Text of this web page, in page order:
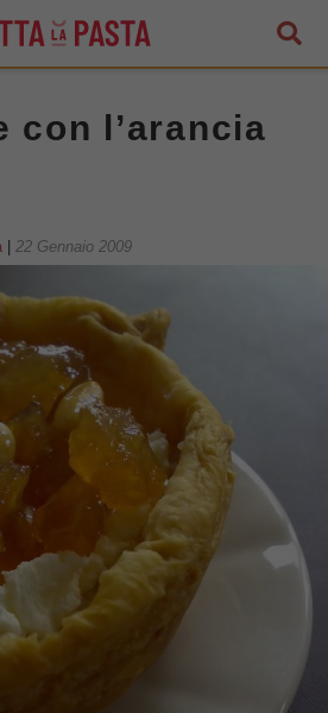
con l’arancia
22 Gennaio 2009